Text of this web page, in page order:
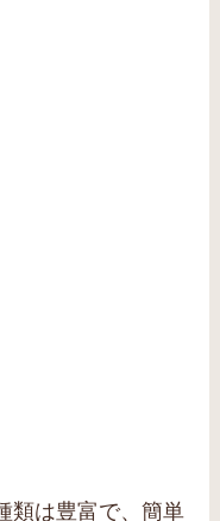
類は豊富で、簡単